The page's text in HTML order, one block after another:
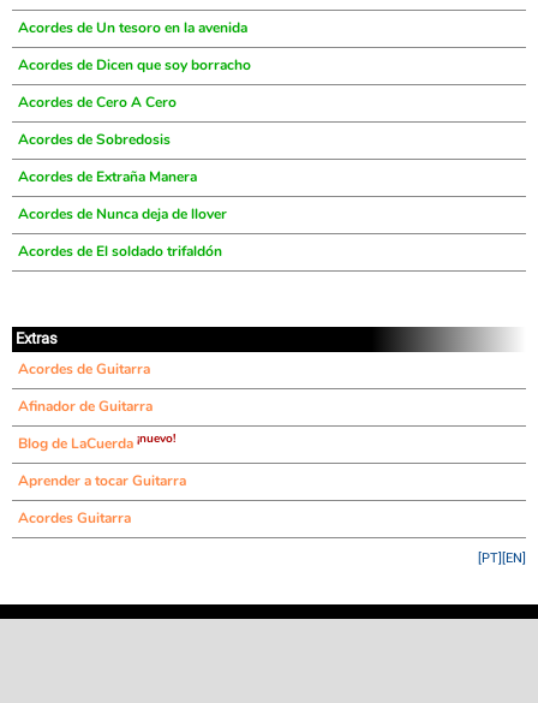
Acordes de Un tesoro en la avenida
Acordes de Dicen que soy borracho
Acordes de Cero A Cero
Acordes de Sobredosis
Acordes de Extraña Manera
Acordes de Nunca deja de llover
Acordes de El soldado trifaldón
Extras
Acordes de Guitarra
Afinador de Guitarra
Blog de LaCuerda ¡nuevo!
Aprender a tocar Guitarra
Acordes Guitarra
[EN]
[PT]